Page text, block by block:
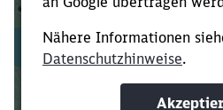
Verkürze die Ladezeit,
oder Filter